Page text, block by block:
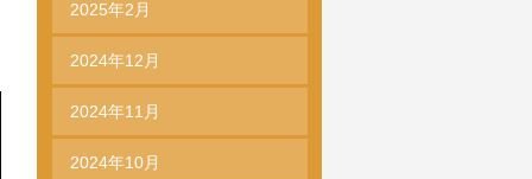
2025年2月
2024年12月
2024年11月
2024年10月